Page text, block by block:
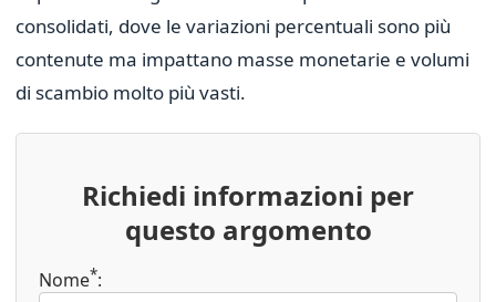
consolidati, dove le variazioni percentuali sono più
contenute ma impattano masse monetarie e volumi
di scambio molto più vasti.
Richiedi informazioni per
questo argomento
Nome*: